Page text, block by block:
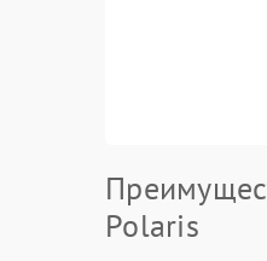
Polaris